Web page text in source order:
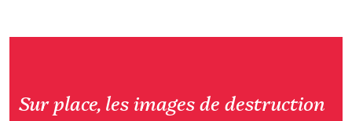
Sur place, les images de destruction